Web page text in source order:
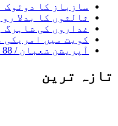
سازباز کا دوٹوک
ثالثوں کا بدلا
غداروں کی شاہرگ
کویت میں امریکی
آپریشن شعبان / 88 دہشت گرد ہلاک
تازہ ترین